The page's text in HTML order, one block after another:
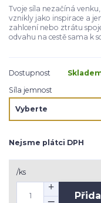
Tvoje síla nezačíná
vznikly jako inspirace a
zahlcení nebo ztrátu
odvahu na cestě sama k
Dostupnost
Síla jemnost
Nejsme plátci DPH
/ks